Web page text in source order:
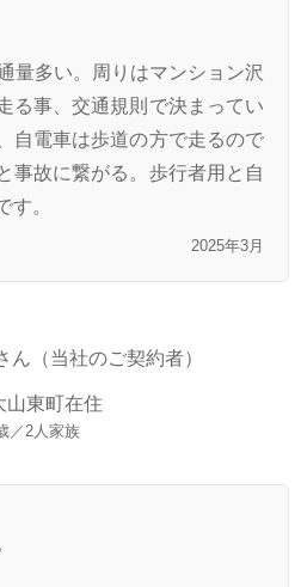
量多い。周りはマンション沢
る事、交通規則で決まってい
自電車は歩道の方で走るので
事故に繋がる。歩行者用と自
す。
2025年3月
ん（当社のご契約者）
山東町在住
／2人家族